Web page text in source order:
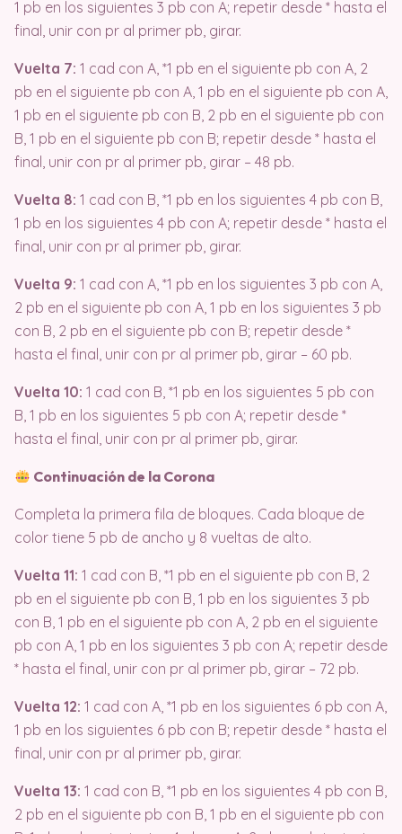
1 pb en los siguientes 3 pb con A; repetir desde * hasta el
final, unir con pr al primer pb, girar.
Vuelta 7: 1 cad con A, *1 pb en el siguiente pb con A, 2
pb en el siguiente pb con A, 1 pb en el siguiente pb con A,
1 pb en el siguiente pb con B, 2 pb en el siguiente pb con
B, 1 pb en el siguiente pb con B; repetir desde * hasta el
final, unir con pr al primer pb, girar – 48 pb.
Vuelta 8: 1 cad con B, *1 pb en los siguientes 4 pb con B,
1 pb en los siguientes 4 pb con A; repetir desde * hasta el
final, unir con pr al primer pb, girar.
Vuelta 9: 1 cad con A, *1 pb en los siguientes 3 pb con A,
2 pb en el siguiente pb con A, 1 pb en los siguientes 3 pb
con B, 2 pb en el siguiente pb con B; repetir desde *
hasta el final, unir con pr al primer pb, girar – 60 pb.
Vuelta 10: 1 cad con B, *1 pb en los siguientes 5 pb con
B, 1 pb en los siguientes 5 pb con A; repetir desde *
hasta el final, unir con pr al primer pb, girar.
Continuación de la Corona
Completa la primera fila de bloques. Cada bloque de
color tiene 5 pb de ancho y 8 vueltas de alto.
Vuelta 11: 1 cad con B, *1 pb en el siguiente pb con B, 2
pb en el siguiente pb con B, 1 pb en los siguientes 3 pb
con B, 1 pb en el siguiente pb con A, 2 pb en el siguiente
pb con A, 1 pb en los siguientes 3 pb con A; repetir desde
* hasta el final, unir con pr al primer pb, girar – 72 pb.
Vuelta 12: 1 cad con A, *1 pb en los siguientes 6 pb con A,
1 pb en los siguientes 6 pb con B; repetir desde * hasta el
final, unir con pr al primer pb, girar.
Vuelta 13: 1 cad con B, *1 pb en los siguientes 4 pb con B,
2 pb en el siguiente pb con B, 1 pb en el siguiente pb con